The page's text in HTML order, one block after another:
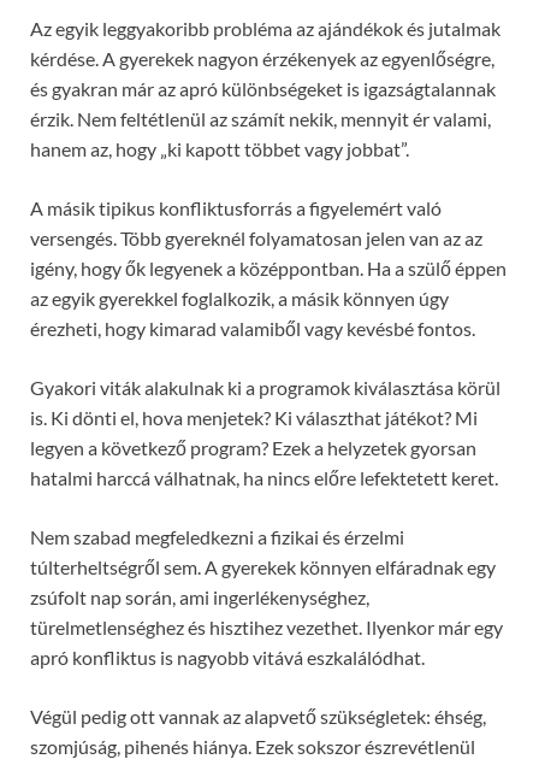
Az egyik leggyakoribb probléma az ajándékok és jutalmak
kérdése. A gyerekek nagyon érzékenyek az egyenlőségre,
és gyakran már az apró különbségeket is igazságtalannak
érzik. Nem feltétlenül az számít nekik, mennyit ér valami,
hanem az, hogy „ki kapott többet vagy jobbat”.
A másik tipikus konfliktusforrás a figyelemért való
versengés. Több gyereknél folyamatosan jelen van az az
igény, hogy ők legyenek a középpontban. Ha a szülő éppen
az egyik gyerekkel foglalkozik, a másik könnyen úgy
érezheti, hogy kimarad valamiből vagy kevésbé fontos.
Gyakori viták alakulnak ki a programok kiválasztása körül
is. Ki dönti el, hova menjetek? Ki választhat játékot? Mi
legyen a következő program? Ezek a helyzetek gyorsan
hatalmi harccá válhatnak, ha nincs előre lefektetett keret.
Nem szabad megfeledkezni a fizikai és érzelmi
túlterheltségről sem. A gyerekek könnyen elfáradnak egy
zsúfolt nap során, ami ingerlékenységhez,
türelmetlenséghez és hisztihez vezethet. Ilyenkor már egy
apró konfliktus is nagyobb vitává eszkalálódhat.
Végül pedig ott vannak az alapvető szükségletek: éhség,
szomjúság, pihenés hiánya. Ezek sokszor észrevétlenül